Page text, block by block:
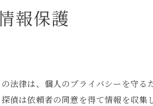
キュリティ対策
めの方策
報保護
法律は、個人のプライバシーを守る
偵は依頼者の同意を得て情報を収集